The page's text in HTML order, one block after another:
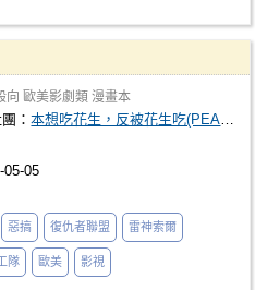
向 歐美影劇類 漫畫本
團：本想吃花生，反被花生吃(PEANUTS BANANA)
05-05
惡搞 復仇者聯盟 雷神索爾
隊 歐美 影視